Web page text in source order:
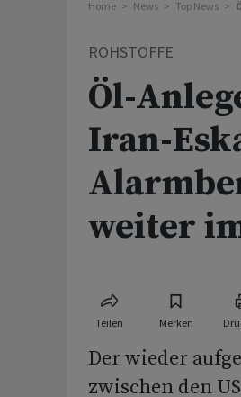
Home News Top News
ROHSTOFFE
Öl-
Iran-
weiter
Teilen Merken
Der wieder
zwischen den